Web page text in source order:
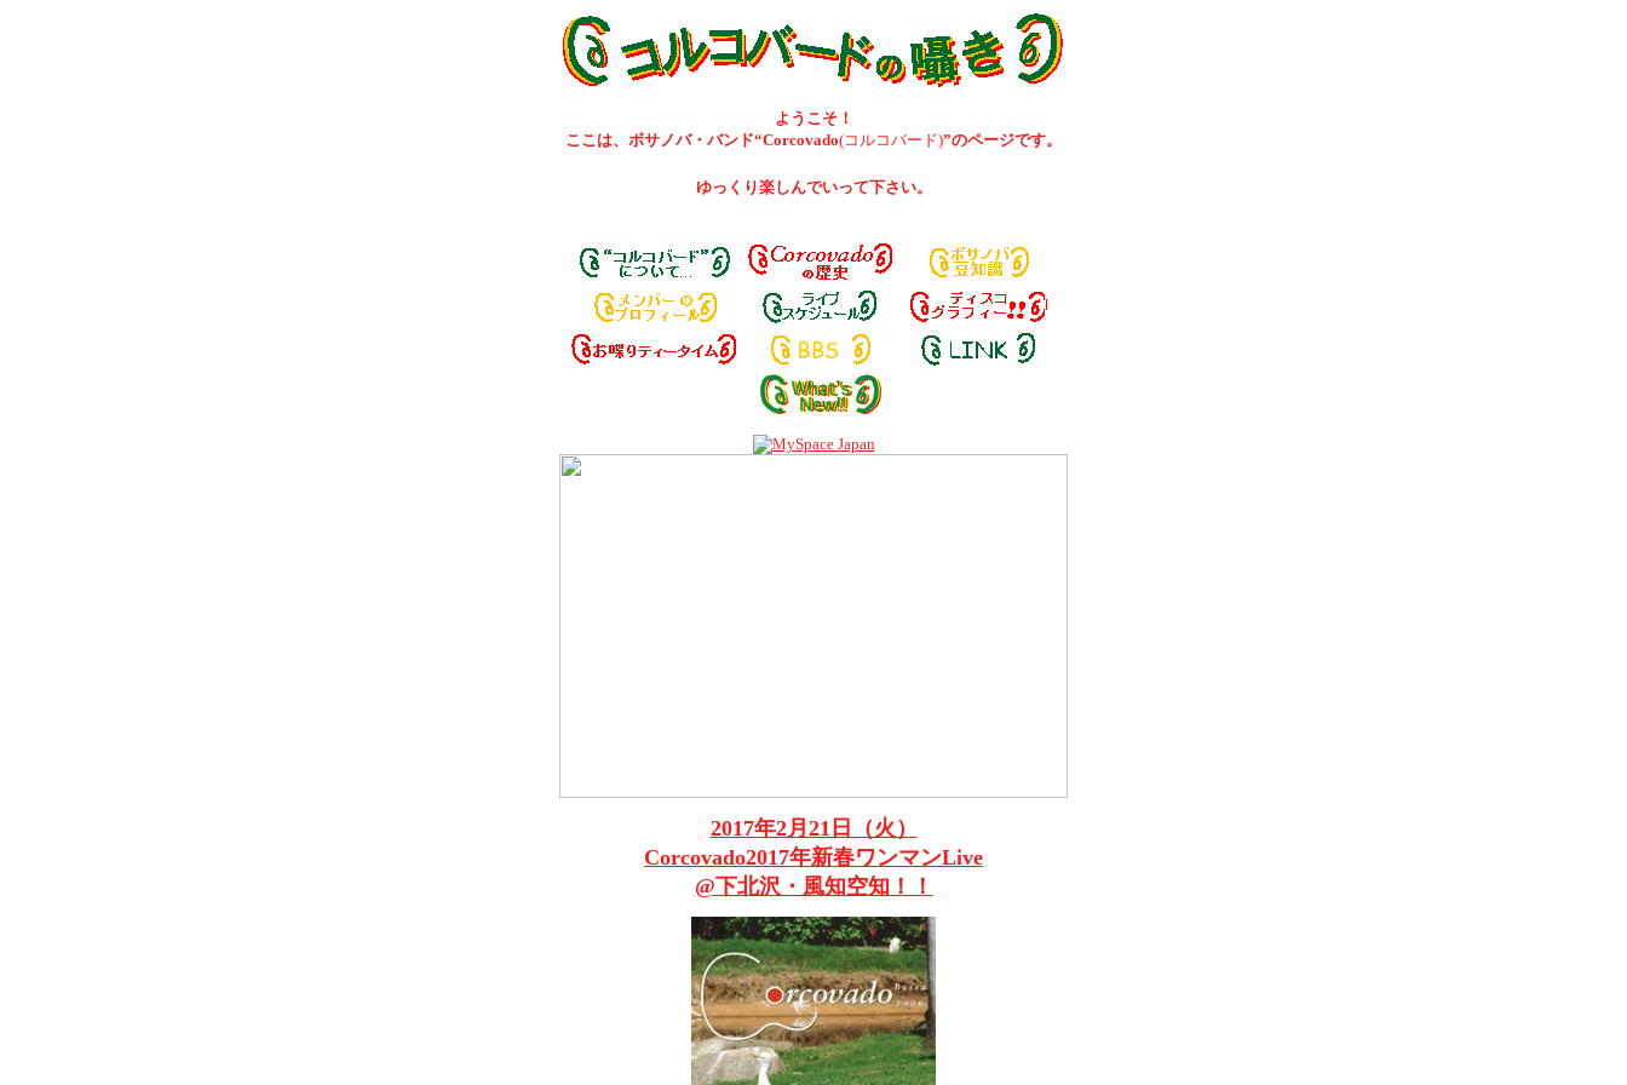
ようこそ！
ここは、ボサノバ・バンド“Corcovado(コルコバード)”のページです。
ゆっくり楽しんでいって下さい。
2017年2月21日（火）
Corcovado2017年新春ワンマンLive
@下北沢・風知空知！！